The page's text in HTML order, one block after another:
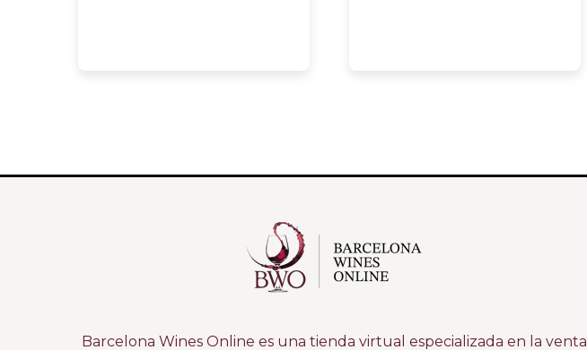
Barcelona Wines Online es una tienda virtual especializada en la venta